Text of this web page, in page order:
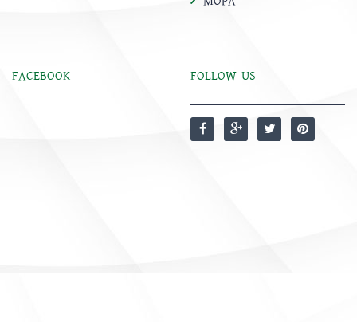
FACEBOOK FOLLOW US